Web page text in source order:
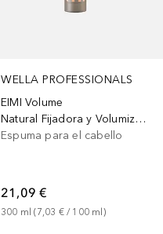
WELLA PROFESSIONALS
EIMI Volume
Natural Fijadora y Volumizante de Fijación Suave
Espuma para el cabello
21,09 €
300 ml (7,03 € / 100 ml )